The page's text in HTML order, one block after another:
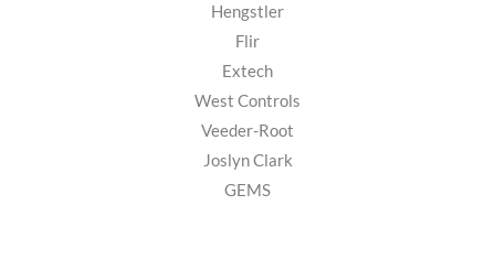
Hengstler
Flir
Extech
West Controls
Veeder-Root
Joslyn Clark
GEMS